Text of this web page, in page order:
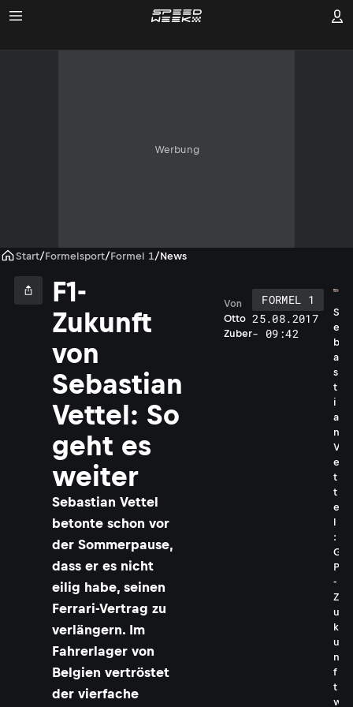
Werbung
Start/Formelsport/Formel 1/News
F1-
Zukunft
von
Sebastian
Vettel: So
geht es
weiter
Sebastian Vettel
betonte schon vor
der Sommerpause,
dass er es nicht
eilig habe, seinen
Ferrari-Vertrag zu
verlängern. Im
Fahrerlager von
Belgien vertröstet
der vierfache
Otto
Zuber
Von
FORMEL 1
25.08.2017
- 09:42
S
e
b
a
s
t
i
a
n
V
e
t
t
e
l
:
G
P
-
Z
u
k
u
n
f
t
w